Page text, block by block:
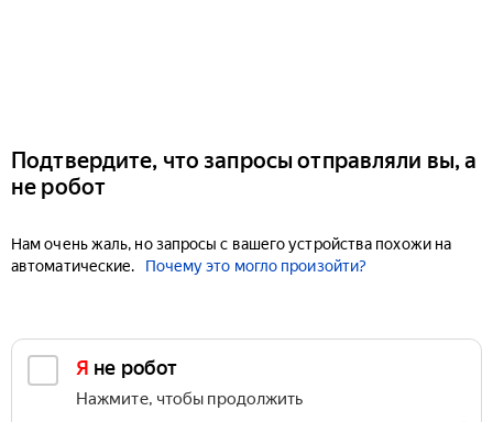
Подтвердите, что запросы отправляли вы, а
не робот
Нам очень жаль, но запросы с вашего устройства похожи на
автоматические.
Почему это могло произойти?
Я не робот
Нажмите, чтобы продолжить